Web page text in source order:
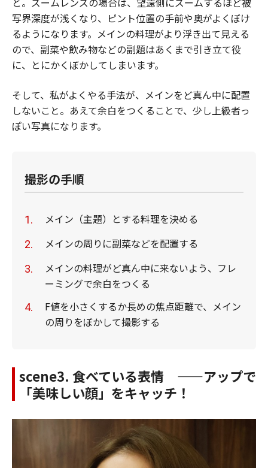
写界深度が浅くなり、ピント位置の手前や奥がよくぼけ
るようになります。メインの料理がより浮き出て見える
ので、副菜や飲み物などの副題はあくまで引き立て役
に、とにかくぼかしてしまいます。
そして、私がよくやる手法が、メインをど真ん中に配置
しないこと。あえて余白をつくることで、少し上級者っ
ぽい写真になります。
撮影の手順
メイン（主題）とする料理を決める
メインの周りに副菜などを配置する
メインの料理がど真ん中に来ないよう、フレ
ーミングで余白をつくる
F値を小さくするか長めの焦点距離で、メイン
の周りをぼかして撮影する
scene3. 食べている表情 ——アップで
「美味しい顔」をキャッチ！